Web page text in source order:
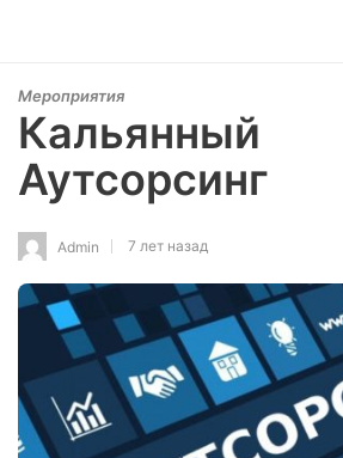
Мероприятия
Кальянный
Аутсорсинг
Admin 7 лет назад